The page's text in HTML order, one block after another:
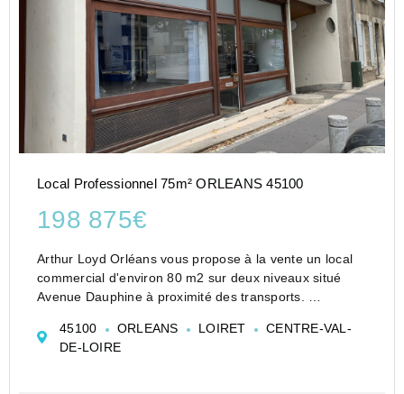
Local Professionnel 75m² ORLEANS 45100
198 875€
Arthur Loyd Orléans vous propose à la vente un local
commercial d'environ 80 m2 sur deux niveaux situé
Avenue Dauphine à proximité des transports.
voitures)
-place de parking
45100 ORLEANS LOIRET
CENTRE-VAL-
DE-LOIRE